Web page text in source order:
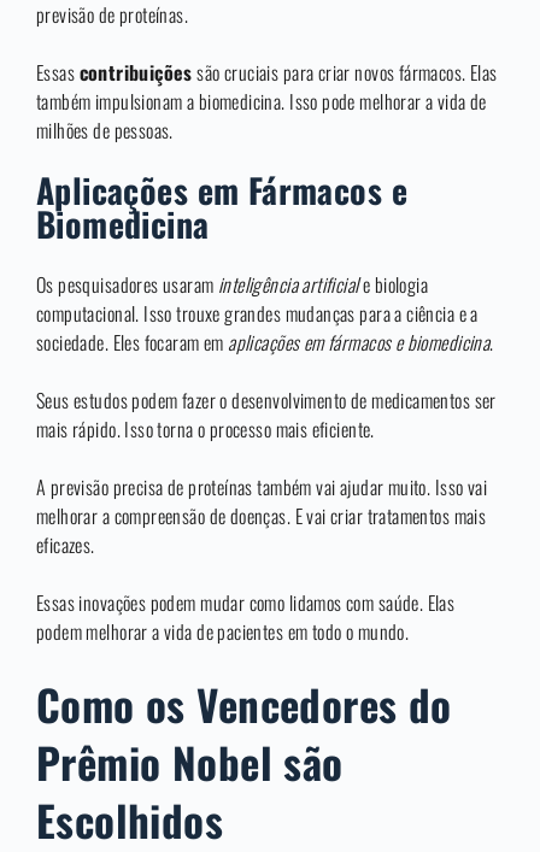
previsão de proteínas.
Essascontribuiçõessão cruciais para criar novos fármacos. Elas
também impulsionam a biomedicina. Isso pode melhorar a vida de
milhões de pessoas.
Aplicações em Fármacos e
Biomedicina
Os pesquisadores usaram inteligência artificiale biologia
computacional. Isso trouxe grandes mudanças para a ciência e a
sociedade. Eles focaram em aplicações em fármacos e biomedicina.
Seus estudos podem fazer o desenvolvimento de medicamentos ser
mais rápido. Isso torna o processo mais eficiente.
A previsão precisa de proteínas também vai ajudar muito. Isso vai
melhorar a compreensão de doenças. E vai criar tratamentos mais
eficazes.
Essas inovações podem mudar como lidamos com saúde. Elas
podem melhorar a vida de pacientes em todo o mundo.
Como os Vencedores do
Prêmio Nobel são
Escolhidos